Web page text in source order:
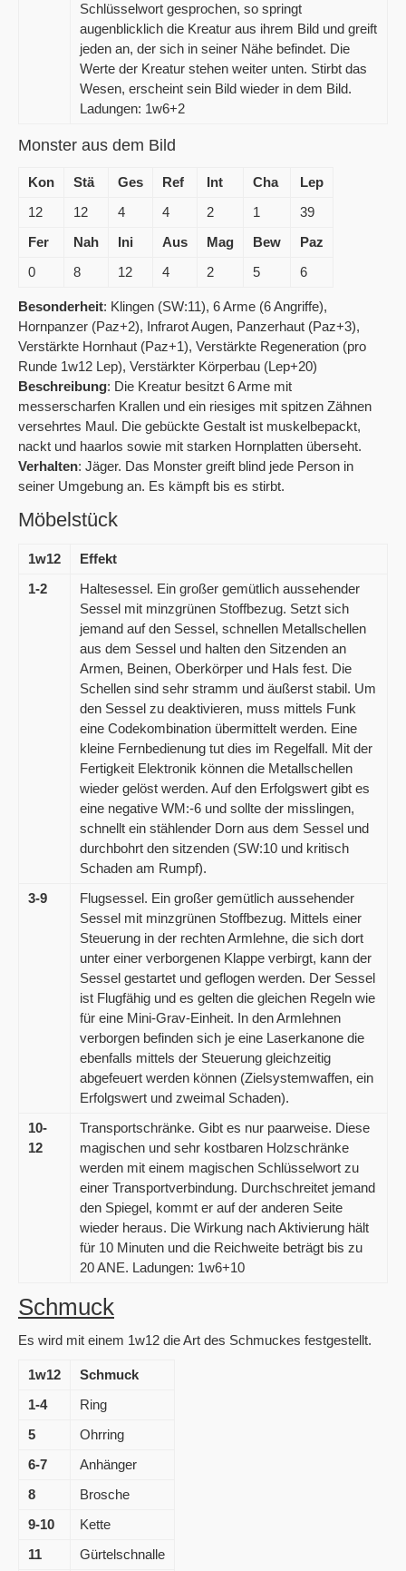
Schlüsselwort gesprochen, so springt
augenblicklich die Kreatur aus ihrem Bild und greift
jeden an, der sich in seiner Nähe befindet. Die
Werte der Kreatur stehen weiter unten. Stirbt das
Wesen, erscheint sein Bild wieder in dem Bild.
Ladungen: 1w6+2
Monster aus dem Bild
Kon Stä Ges Ref Int Cha
Lep
12
12 4 4 2 1
39
Fer
Nah Ini Aus Mag Bew
Paz
0
8 12 4 2 5 6
Besonderheit: Klingen (SW:11), 6 Arme (6 Angriffe),
Hornpanzer (Paz+2), Infrarot Augen, Panzerhaut (Paz+3),
Verstärkte Hornhaut (Paz+1), Verstärkte Regeneration (pro
Runde 1w12 Lep), Verstärkter Körperbau (Lep+20)
Beschreibung: Die Kreatur besitzt 6 Arme mit
messerscharfen Krallen und ein riesiges mit spitzen Zähnen
versehrtes Maul. Die gebückte Gestalt ist muskelbepackt,
nackt und haarlos sowie mit starken Hornplatten überseht.
Verhalten: Jäger. Das Monster greift blind jede Person in
seiner Umgebung an. Es kämpft bis es stirbt.
Möbelstück
1w12
Effekt
1-2
Haltesessel. Ein großer gemütlich aussehender
Sessel mit minzgrünen Stoffbezug. Setzt sich
jemand auf den Sessel, schnellen Metallschellen
aus dem Sessel und halten den Sitzenden an
Armen, Beinen, Oberkörper und Hals fest. Die
Schellen sind sehr stramm und äußerst stabil. Um
den Sessel zu deaktivieren, muss mittels Funk
eine Codekombination übermittelt werden. Eine
kleine Fernbedienung tut dies im Regelfall. Mit der
Fertigkeit Elektronik können die Metallschellen
wieder gelöst werden. Auf den Erfolgswert gibt es
eine negative WM:-6 und sollte der misslingen,
schnellt ein stählender Dorn aus dem Sessel und
durchbohrt den sitzenden (SW:10 und kritisch
Schaden am Rumpf).
3-9
Flugsessel. Ein großer gemütlich aussehender
Sessel mit minzgrünen Stoffbezug. Mittels einer
Steuerung in der rechten Armlehne, die sich dort
unter einer verborgenen Klappe verbirgt, kann der
Sessel gestartet und geflogen werden. Der Sessel
ist Flugfähig und es gelten die gleichen Regeln wie
für eine Mini-Grav-Einheit. In den Armlehnen
verborgen befinden sich je eine Laserkanone die
ebenfalls mittels der Steuerung gleichzeitig
abgefeuert werden können (Zielsystemwaffen, ein
Erfolgswert und zweimal Schaden).
10-
12
Transportschränke. Gibt es nur paarweise. Diese
magischen und sehr kostbaren Holzschränke
werden mit einem magischen Schlüsselwort zu
einer Transportverbindung. Durchschreitet jemand
den Spiegel, kommt er auf der anderen Seite
wieder heraus. Die Wirkung nach Aktivierung hält
für 10 Minuten und die Reichweite beträgt bis zu
20 ANE. Ladungen: 1w6+10
Schmuck
Es wird mit einem 1w12 die Art des Schmuckes festgestellt.
1w12
Schmuck
1-4
Ring
5
Ohrring
6-7
Anhänger
8
Brosche
9-10
Kette
11
Gürtelschnalle